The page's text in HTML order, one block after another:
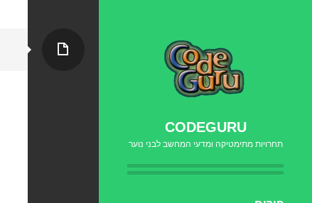
CODEGURU
תחרויות מתימטיקה ומדעי המחשב לבני נוער
עמוד